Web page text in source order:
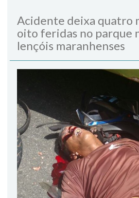
Acidente deixa quatro
oito feridas no parque
lençóis maranhenses